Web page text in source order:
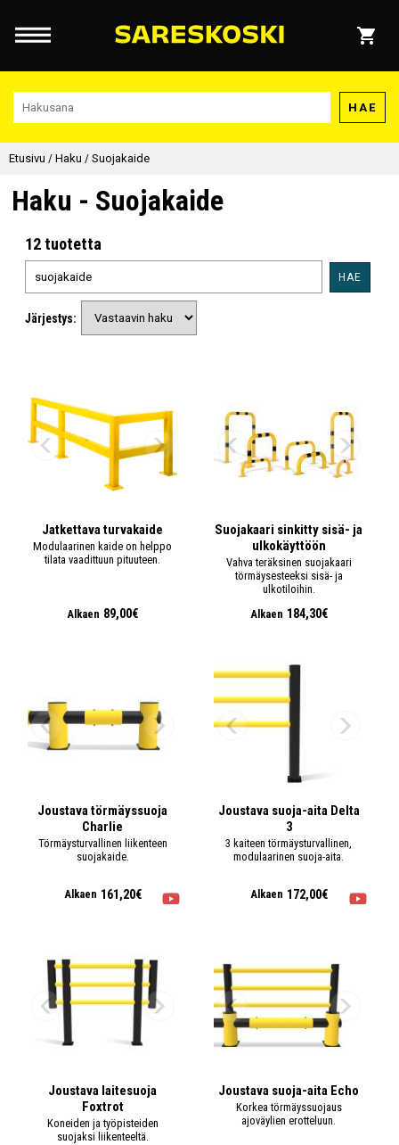
HAE
Etusivu / Haku / Suojakaide
Haku - Suojakaide
12 tuotetta
HAE
Järjestys:
Jatkettava turvakaide
Modulaarinen kaide on helppo
tilata vaadittuun pituuteen.
Alkaen 89,00€
Suojakaari sinkitty sisä- ja
ulkokäyttöön
Vahva teräksinen suojakaari
törmäysesteeksi sisä- ja
ulkotiloihin.
Alkaen 184,30€
Joustava törmäyssuoja
Charlie
Törmäysturvallinen liikenteen
suojakaide.
Alkaen 161,20€
Joustava suoja-aita Delta
3
3 kaiteen törmäysturvallinen,
modulaarinen suoja-aita.
Alkaen 172,00€
Joustava laitesuoja
Foxtrot
Koneiden ja työpisteiden
suojaksi liikenteeltä.
Joustava suoja-aita Echo
Korkea törmäyssuojaus
ajoväylien erotteluun.